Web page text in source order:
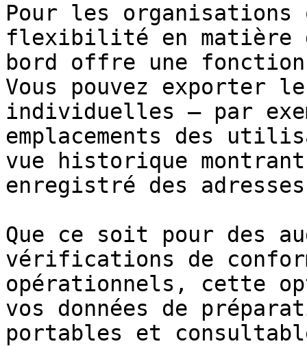
Pour les organisations
flexibilité en matière
bord offre une
Vous pouvez exporter
individuelles — par
emplacements des
vue historique
enregistré des
Que ce soit pour des
vérifications de
opérationnels, cette
vos données de
portables et